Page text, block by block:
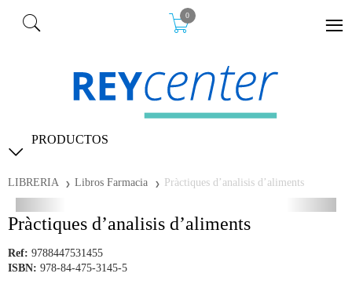
0
PRODUCTOS
LIBRERIA Libros Farmacia Pràctiques d’analisis d’aliments
Pràctiques d’analisis d’aliments
Ref: 9788447531455
ISBN: 978-84-475-3145-5